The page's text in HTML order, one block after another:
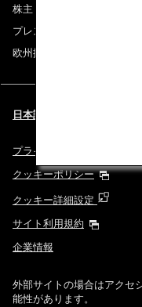
株主・投資家情報
プレスリリース
欧州採用情報
日本語 | Deutschland (都市
プライバシーポリシー
クッキーポリシー
クッキー詳細設定
サイト利用規約
企業情報
外部サイトの場合はアクセ
能性があります。